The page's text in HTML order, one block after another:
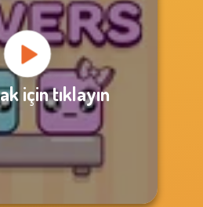
için tıklayın